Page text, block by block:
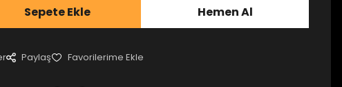
Sepete Ekle Hemen Al
Paylaş